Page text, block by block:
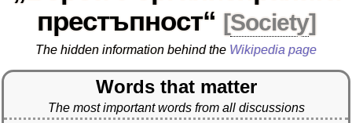
престъпност“ [Society]
The hidden information behind the Wikipedia page
Words that matter
The most important words from all discussions